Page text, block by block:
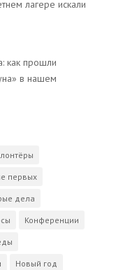
лагере искали
как прошли
в нашем
первых
дела
Конференции
Новый год